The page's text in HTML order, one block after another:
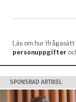
SPONSRAD ARTIKEL